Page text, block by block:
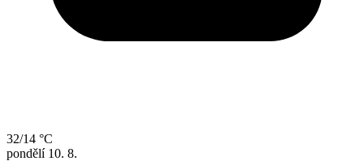
32/14 °C
pondělí 10. 8.